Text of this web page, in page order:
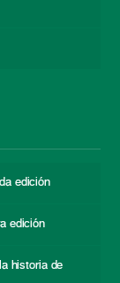
edición
edición
historia de